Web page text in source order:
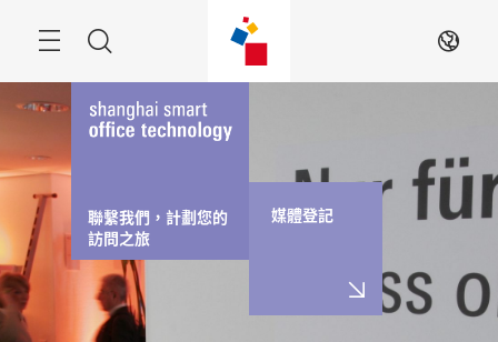
Navigation
索
ZH
聯繫我們，計劃您的
訪問之旅
媒體登記